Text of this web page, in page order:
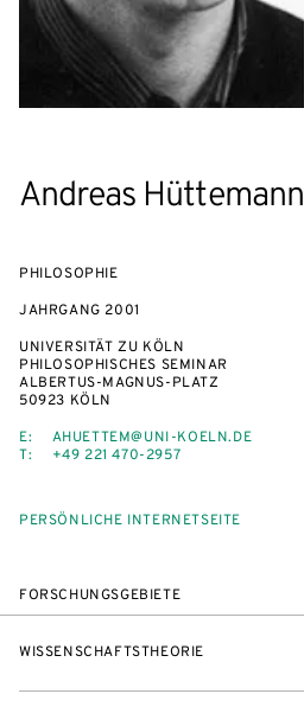
Andreas Hüttemann
PHILOSOPHIE
JAHRGANG 2001
UNIVERSITÄT ZU KÖLN
PHILOSOPHISCHES SEMINAR
ALBERTUS-MAGNUS-PLATZ
50923 KÖLN
E:
AHUETTEM@UNI-KOELN.DE
T:
+49 221 470-2957
PERSÖNLICHE INTERNETSEITE
FORSCHUNGSGEBIETE
WISSENSCHAFTSTHEORIE